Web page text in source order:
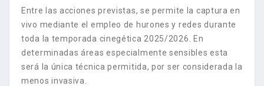
Entre las acciones previstas, se permite la captura en
vivo mediante el empleo de hurones y redes durante
toda la temporada cinegética 2025/2026. En
determinadas áreas especialmente sensibles esta
será la única técnica permitida, por ser considerada la
menos invasiva.